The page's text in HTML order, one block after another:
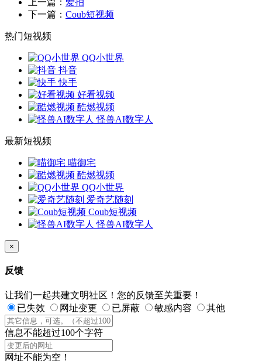
下一篇： Coub短视频
热门短视频
QQ小世界
抖音
快手
好看视频
酷燃视频
怪兽AI数字人
最新短视频
喵御宅
酷燃视频
QQ小世界
爱奇艺随刻
Coub短视频
怪兽AI数字人
×
反馈
让我们一起共建文明社区！您的反馈至关重要！
已失效
网址变更 已屏蔽 敏感内容 其他
信息不能超过100个字符
网址不能为空！